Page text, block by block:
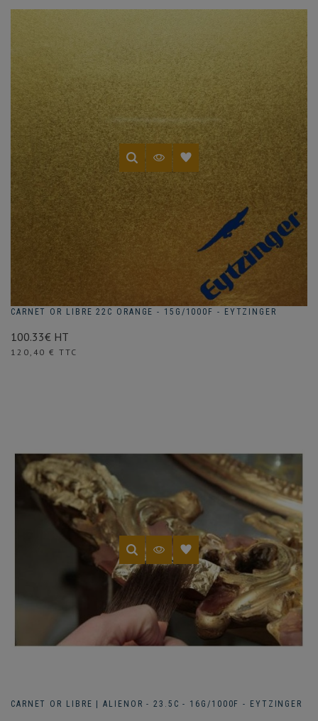
CARNET OR LIBRE 22C ORANGE - 15G/1000F - EYTZINGER
100.33€ HT
Prix
120,40 € TTC
CARNET OR LIBRE | ALIENOR - 23.5C - 16G/1000F - EYTZINGER